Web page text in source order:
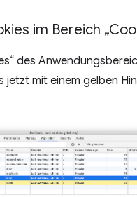
im Bereich
des
jetzt mit einem gelben